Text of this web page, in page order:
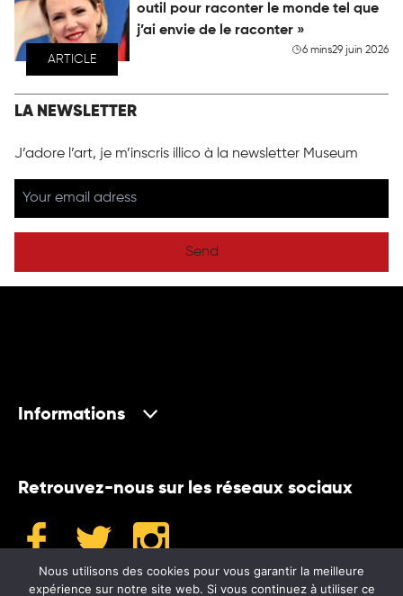
ARTICLE
outil pour raconter le monde tel que
j’ai envie de le raconter »
6 mins29 juin 2026
LA NEWSLETTER
J’adore l’art, je m’inscris illico à la newsletter Museum
Send
Informations
Retrouvez-nous sur les réseaux sociaux
Nous utilisons des cookies pour vous garantir la meilleure
expérience sur notre site web. Si vous continuez à utiliser ce